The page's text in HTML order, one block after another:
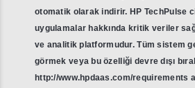
otomatik olarak indirir. HP TechPulse
uygulamalar hakkında kritik veriler
ve analitik platformudur. Tüm sistem
görmek veya bu özelliği devre dışı
http://www.hpdaas.com/requirements